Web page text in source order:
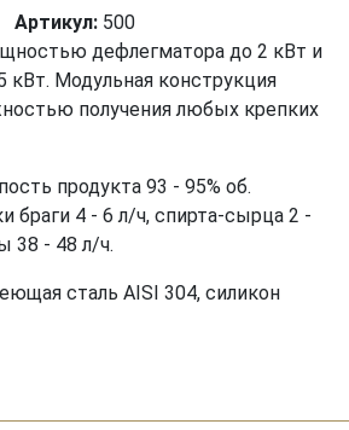
Артикул: 500
дефлегматора до 2 кВт и
кВт. Модульная конструкция
получения любых крепких
продукта 93 - 95% об.
браги 4 - 6 л/ч, спирта-сырца 2 -
38 - 48 л/ч.
сталь АISI 304, силикон